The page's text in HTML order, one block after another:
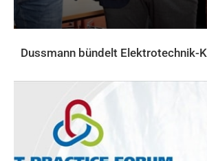
Dussmann bündelt Elektrotechnik-